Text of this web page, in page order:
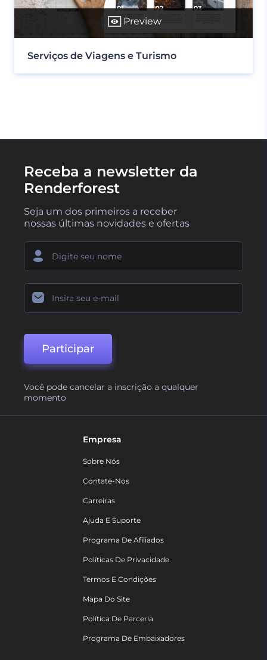
Preview
Serviços de Viagens e Turismo
Receba a newsletter da
Renderforest
Seja um dos primeiros a receber
nossas últimas novidades e ofertas
Participar
Você pode cancelar a inscrição a qualquer
momento
Empresa
Sobre Nós
Contate-Nos
Carreiras
Ajuda E Suporte
Programa De Afiliados
Políticas De Privacidade
Termos E Condições
Mapa Do Site
Política De Parceria
Programa De Embaixadores